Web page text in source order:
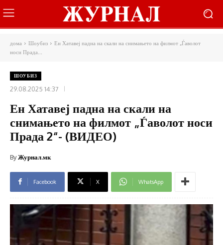
дома Шоубиз
Ен Хатавеј падна на скали на снимањето на филмот „Ѓаволот
носи Прада...
ШОУБИЗ
29.08.2025 14:37
Ен Хатавеј падна на скали на
снимањето на филмот „Ѓаволот носи
Прада 2“- (ВИДЕО)
ByЖурнал.мк
Facebook X WhatsApp